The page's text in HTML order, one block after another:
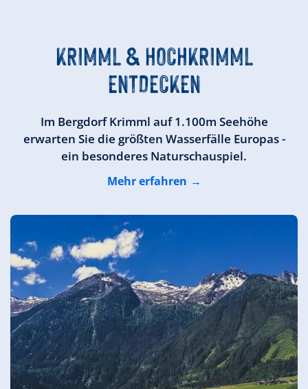
KRIMML & HOCHKRIMML
ENTDECKEN
Im Bergdorf Krimml auf 1.100m Seehöhe
erwarten Sie die größten Wasserfälle Europas -
ein besonderes Naturschauspiel.
Mehr erfahren